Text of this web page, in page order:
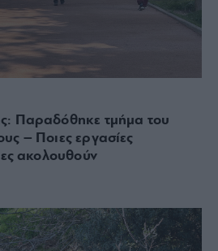
Παραδόθηκε τμήμα του
– Ποιες εργασίες
ακολουθούν